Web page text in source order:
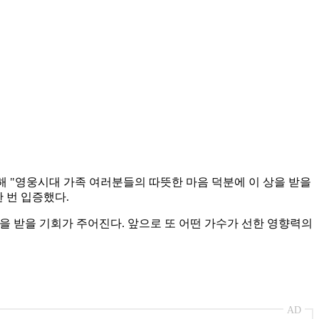
"영웅시대 가족 여러분들의 따뜻한 마음 덕분에 이 상을 받을
번 입증했다.
받을 기회가 주어진다. 앞으로 또 어떤 가수가 선한 영향력의
AD